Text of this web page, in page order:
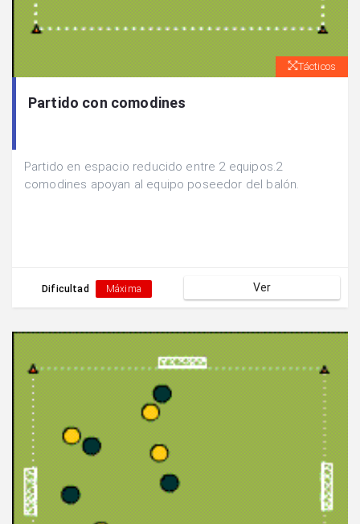
Tácticos
Partido con comodines
Partido en espacio reducido entre 2 equipos.2
comodines apoyan al equipo poseedor del balón.
Dificultad Máxima Ver